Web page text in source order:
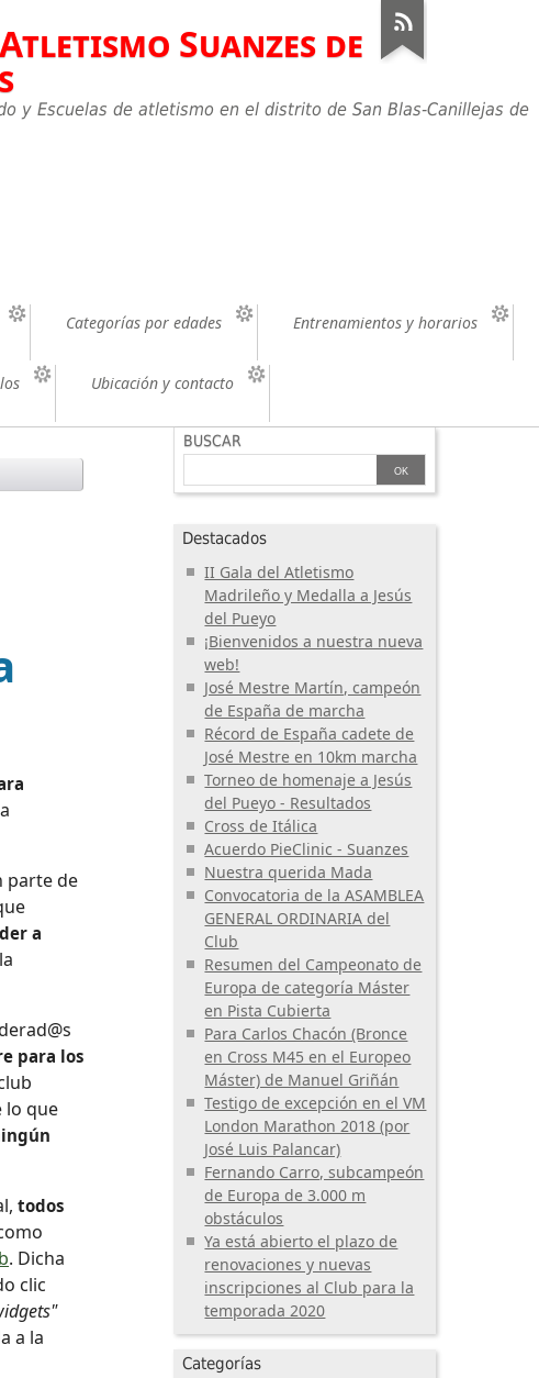
Suanzes de
y Escuelas de atletismo en el distrito de San Blas-Canillejas de
Categorías por edades Entrenamientos y horarios
Ubicación y contacto
parte de
a
para los
lo que
todos
. Dicha
clic
a la
BUSCAR
Destacados
II Gala del Atletismo
Madrileño y Medalla a Jesús
del Pueyo
¡Bienvenidos a nuestra nueva
web!
José Mestre Martín, campeón
de España de marcha
Récord de España cadete de
José Mestre en 10km marcha
Torneo de homenaje a Jesús
del Pueyo - Resultados
Cross de Itálica
Acuerdo PieClinic - Suanzes
Nuestra querida Mada
Convocatoria de la ASAMBLEA
GENERAL ORDINARIA del
Club
Resumen del Campeonato de
Europa de categoría Máster
en Pista Cubierta
Para Carlos Chacón (Bronce
en Cross M45 en el Europeo
Máster) de Manuel Griñán
Testigo de excepción en el VM
London Marathon 2018 (por
José Luis Palancar)
Fernando Carro, subcampeón
de Europa de 3.000 m
obstáculos
Ya está abierto el plazo de
renovaciones y nuevas
inscripciones al Club para la
temporada 2020
Categorías